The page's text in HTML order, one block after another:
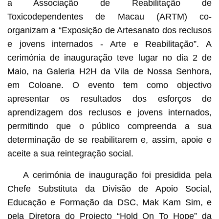
a Associação de Reabilitação de
Toxicodependentes de Macau (ARTM) co-
organizam a “Exposição de Artesanato dos reclusos
e jovens internados - Arte e Reabilitação”. A
cerimónia de inauguração teve lugar no dia 2 de
Maio, na Galeria H2H da Vila de Nossa Senhora,
em Coloane. O evento tem como objectivo
apresentar os resultados dos esforços de
aprendizagem dos reclusos e jovens internados,
permitindo que o público compreenda a sua
determinação de se reabilitarem e, assim, apoie e
aceite a sua reintegração social.
A cerimónia de inauguração foi presidida pela
Chefe Substituta da Divisão de Apoio Social,
Educação e Formação da DSC, Mak Kam Sim, e
pela Diretora do Projecto “Hold On To Hope” da